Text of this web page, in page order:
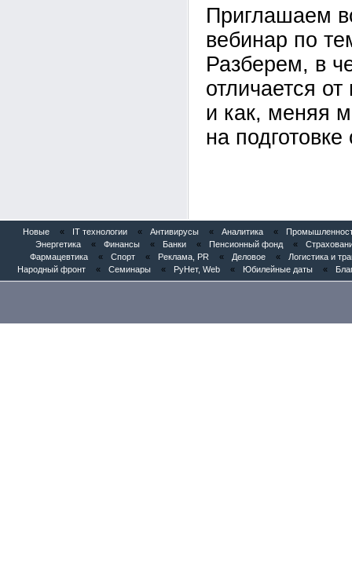
Приглашаем
вебинар по
Разберем, в
отличается
и как, меняя
на
Новые « IT технологии « Антивирусы « Аналитика «
Энергетика
« Финансы « Банки « Пенсионный фонд «
Фармацевтика
« Спорт « Реклама, PR « Деловое «
Логистика и
Народный фронт
« Семинары « РуНет, Web « Юбилейные даты «